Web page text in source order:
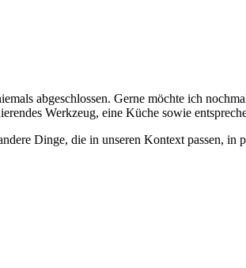
abgeschlossen. Gerne möchte ich
Werkzeug, eine Küche sowie
Dinge, die in unseren Kontext passen,